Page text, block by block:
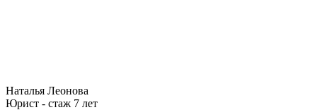
Наталья Леонова
Юрист - стаж 7 лет